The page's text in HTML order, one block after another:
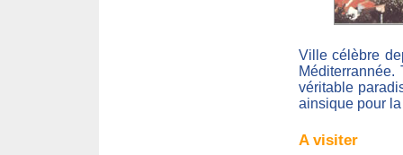
Ville célèbre
véritable
ainsique pour
A visiter